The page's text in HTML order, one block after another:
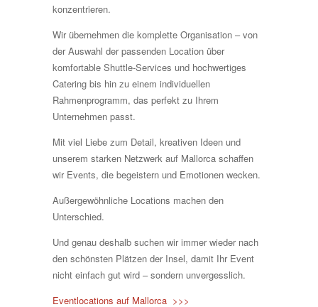
konzentrieren.
Wir übernehmen die komplette Organisation – von
der Auswahl der passenden Location über
komfortable Shuttle-Services und hochwertiges
Catering bis hin zu einem individuellen
Rahmenprogramm, das perfekt zu Ihrem
Unternehmen passt.
Mit viel Liebe zum Detail, kreativen Ideen und
unserem starken Netzwerk auf Mallorca schaffen
wir Events, die begeistern und Emotionen wecken.
Außergewöhnliche Locations machen den
Unterschied.
Und genau deshalb suchen wir immer wieder nach
den schönsten Plätzen der Insel, damit Ihr Event
nicht einfach gut wird – sondern unvergesslich.
Eventlocations auf Mallorca >>>